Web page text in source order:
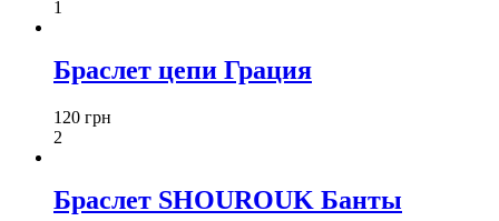
1
Браслет цепи Грация
120 грн
2
Браслет SHOUROUK Банты